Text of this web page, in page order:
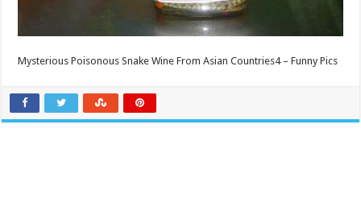
Mysterious Poisonous Snake Wine From Asian Countries4 – Funny Pics